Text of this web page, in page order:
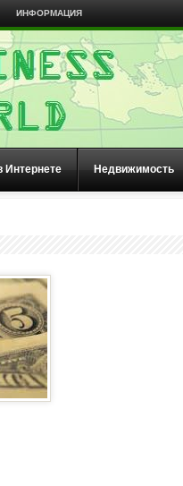
ИНФОРМАЦИЯ
Интернете Недвижимость